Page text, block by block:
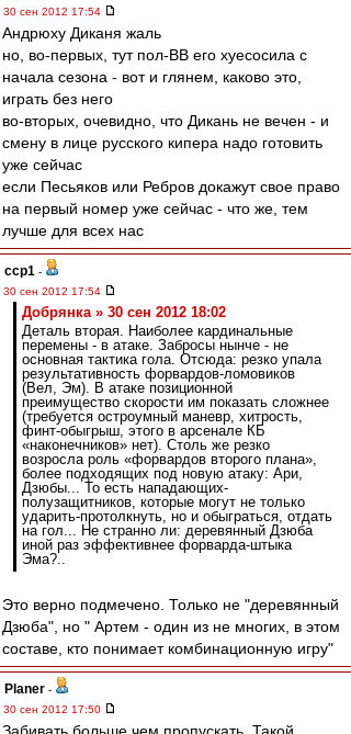
30 сен 2012 17:54
Андрюху Диканя жаль
но, во-первых, тут пол-ВВ его хуесосила с
начала сезона - вот и глянем, каково это,
играть без него
во-вторых, очевидно, что Дикань не вечен - и
смену в лице русского кипера надо готовить
уже сейчас
если Песьяков или Ребров докажут свое право
на первый номер уже сейчас - что же, тем
лучше для всех нас
ccp1 -
30 сен 2012 17:54
Добрянка » 30 сен 2012 18:02
Деталь вторая. Наиболее кардинальные
перемены - в атаке. Забросы нынче - не
основная тактика гола. Отсюда: резко упала
результативность форвардов-ломовиков
(Вел, Эм). В атаке позиционной
преимущество скорости им показать сложнее
(требуется остроумный маневр, хитрость,
финт-обыгрыш, этого в арсенале КБ
«наконечников» нет). Столь же резко
возросла роль «форвардов второго плана»,
более подходящих под новую атаку: Ари,
Дзюбы... То есть нападающих-
полузащитников, которые могут не только
ударить-протолкнуть, но и обыграться, отдать
на гол... Не странно ли: деревянный Дзюба
иной раз эффективнее форварда-штыка
Эма?..
Это верно подмечено. Только не "деревянный
Дзюба", но " Артем - один из не многих, в этом
составе, кто понимает комбинационную игру"
Planer -
30 сен 2012 17:50